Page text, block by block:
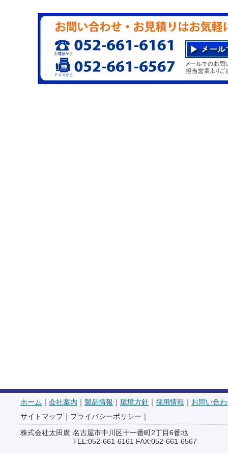
ホーム 会社案内 製品情報 環境方針 採用情報
お問い合
サイトマップ
プライバシーポリシー
株式会社太田廣 名古屋市中川区十一番町2丁目6番地
TEL:052-661-6161 FAX:052-661-6567